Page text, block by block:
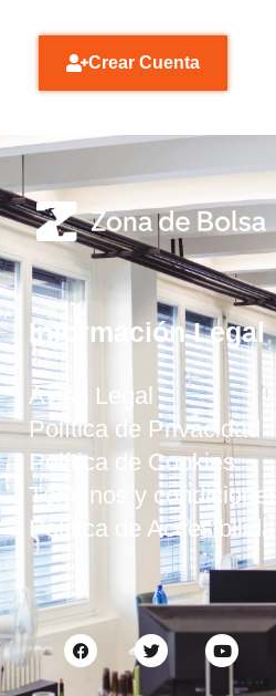
Crear Cuenta
Información Legal
Aviso Legal
Política de Privacidad
Política de Cookies
Términos y condiciones
Política de Accesibilidad